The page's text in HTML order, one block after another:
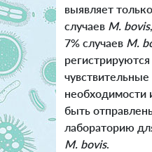
выявляет
случаев M. bovis
7% случаев M.
регистрируются
быть
лабораторию
M. bovis.